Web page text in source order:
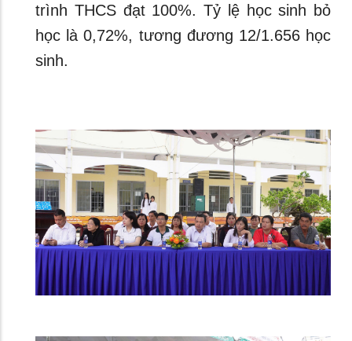
trình THCS đạt 100%. Tỷ lệ học sinh bỏ
học là 0,72%, tương đương 12/1.656 học
sinh.